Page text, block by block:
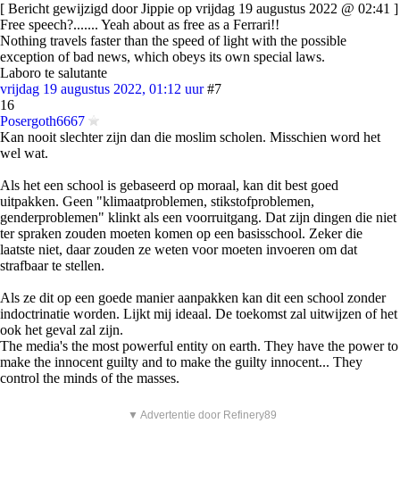
[ Bericht gewijzigd door Jippie op vrijdag 19 augustus 2022 @ 02:41 ]
Free speech?....... Yeah about as free as a Ferrari!!
Nothing travels faster than the speed of light with the possible
exception of bad news, which obeys its own special laws.
Laboro te salutante
vrijdag 19 augustus 2022, 01:12 uur #7
16
Posergoth6667
Kan nooit slechter zijn dan die moslim scholen. Misschien word het
wel wat.
Als het een school is gebaseerd op moraal, kan dit best goed
uitpakken. Geen "klimaatproblemen, stikstofproblemen,
genderproblemen" klinkt als een voorruitgang. Dat zijn dingen die niet
ter spraken zouden moeten komen op een basisschool. Zeker die
laatste niet, daar zouden ze weten voor moeten invoeren om dat
strafbaar te stellen.
Als ze dit op een goede manier aanpakken kan dit een school zonder
indoctrinatie worden. Lijkt mij ideaal. De toekomst zal uitwijzen of het
ook het geval zal zijn.
The media's the most powerful entity on earth. They have the power to
make the innocent guilty and to make the guilty innocent... They
control the minds of the masses.
▼ Advertentie door Refinery89